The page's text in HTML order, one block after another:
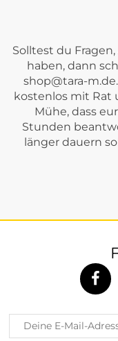
Solltest du
haben, dann
shop@tara-m.de
kostenlos mit Rat
Mühe, dass
Stunden
länger dauern